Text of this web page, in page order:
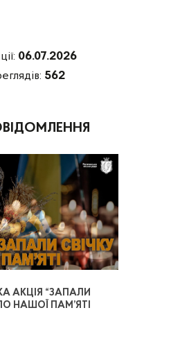
06.07.2026
562
АКЦІЯ “ЗАПАЛИ
НАШОЇ ПАМ’ЯТІ